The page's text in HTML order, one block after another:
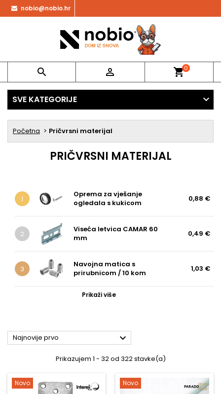
nobio@nobio.hr
  shopping_cart0
SVE KATEGORIJE
Početna Pričvrsni materijal
PRIČVRSNI MATERIJAL
1
Oprema za vješanje
ogledala s kukicom
0,88 €
2
Viseća letvica CAMAR 60
mm
0,49 €
3
Navojna matica s
prirubnicom / 10 kom
1,03 €
Prikaži više
Najnovije prvo 
Prikazujem 1 - 32 od 322 stavke(a)
Novo Novo